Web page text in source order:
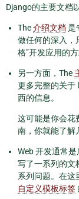
Django的主要文档
The介绍文档 是
做任何的深入，
格”开发应用的方
另一方面，The
更多完整的关于
西的信息。
这可能是你会花
南，你就能了解
Web 开发通常
写了一系列的文
系列问题。在这
自定义模板标签